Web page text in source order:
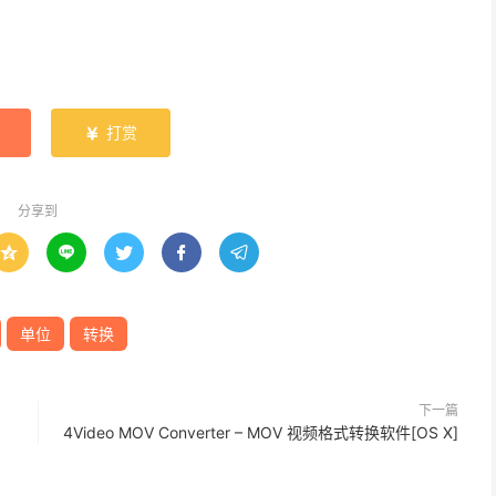
 打赏
分享到
    
单位 转换
下一篇
4Video MOV Converter – MOV 视频格式转换软件[OS X]